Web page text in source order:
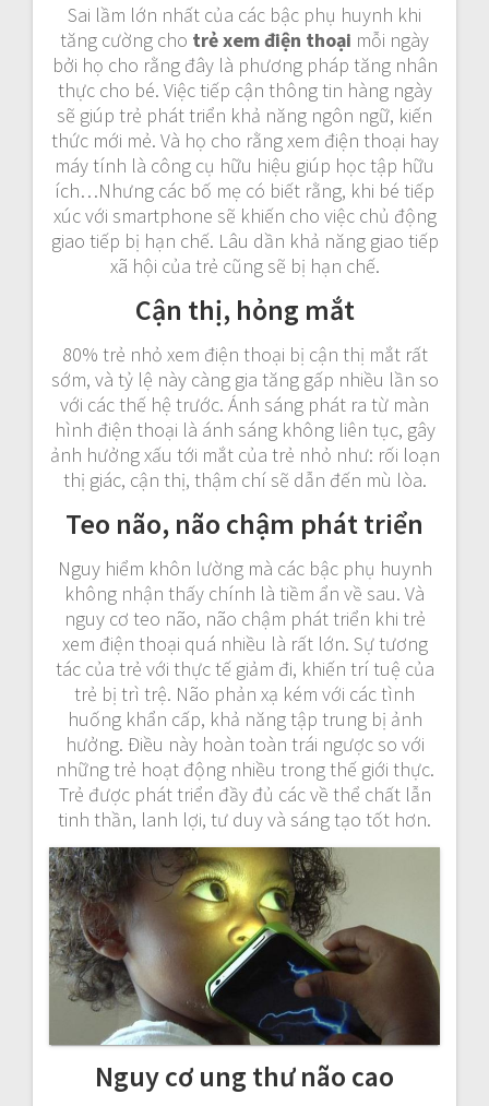
Sai lầm lớn nhất của các bậc phụ huynh khi
tăng cường cho trẻ xem điện thoại mỗi ngày
bởi họ cho rằng đây là phương pháp tăng nhân
thực cho bé. Việc tiếp cận thông tin hàng ngày
sẽ giúp trẻ phát triển khả năng ngôn ngữ, kiến
thức mới mẻ. Và họ cho rằng xem điện thoại hay
máy tính là công cụ hữu hiệu giúp học tập hữu
ích…Nhưng các bố mẹ có biết rằng, khi bé tiếp
xúc với smartphone sẽ khiến cho việc chủ động
giao tiếp bị hạn chế. Lâu dần khả năng giao tiếp
xã hội của trẻ cũng sẽ bị hạn chế.
Cận thị, hỏng mắt
80% trẻ nhỏ xem điện thoại bị cận thị mắt rất
sớm, và tỷ lệ này càng gia tăng gấp nhiều lần so
với các thế hệ trước. Ánh sáng phát ra từ màn
hình điện thoại là ánh sáng không liên tục, gây
ảnh hưởng xấu tới mắt của trẻ nhỏ như: rối loạn
thị giác, cận thị, thậm chí sẽ dẫn đến mù lòa.
Teo não, não chậm phát triển
Nguy hiểm khôn lường mà các bậc phụ huynh
không nhận thấy chính là tiềm ẩn về sau. Và
nguy cơ teo não, não chậm phát triển khi trẻ
xem điện thoại quá nhiều là rất lớn. Sự tương
tác của trẻ với thực tế giảm đi, khiến trí tuệ của
trẻ bị trì trệ. Não phản xạ kém với các tình
huống khẩn cấp, khả năng tập trung bị ảnh
hưởng. Điều này hoàn toàn trái ngược so với
những trẻ hoạt động nhiều trong thế giới thực.
Trẻ được phát triển đầy đủ các về thể chất lẫn
tinh thần, lanh lợi, tư duy và sáng tạo tốt hơn.
Nguy cơ ung thư não cao